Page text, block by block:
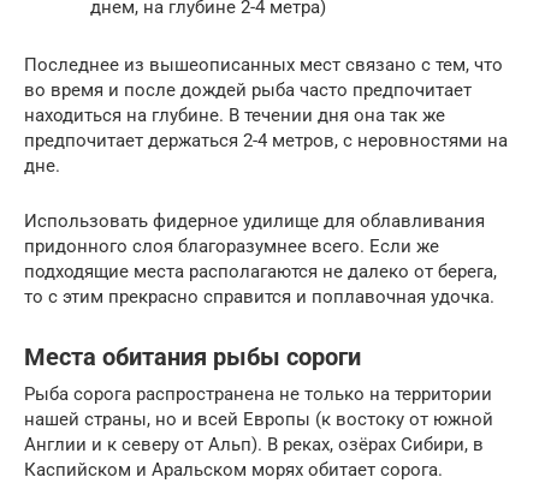
днем, на глубине 2-4 метра)
Последнее из вышеописанных мест связано с тем, что
во время и после дождей рыба часто предпочитает
находиться на глубине. В течении дня она так же
предпочитает держаться 2-4 метров, с неровностями на
дне.
Использовать фидерное удилище для облавливания
придонного слоя благоразумнее всего. Если же
подходящие места располагаются не далеко от берега,
то с этим прекрасно справится и поплавочная удочка.
Места обитания рыбы сороги
Рыба сорога распространена не только на территории
нашей страны, но и всей Европы (к востоку от южной
Англии и к северу от Альп). В реках, озёрах Сибири, в
Каспийском и Аральском морях обитает сорога.